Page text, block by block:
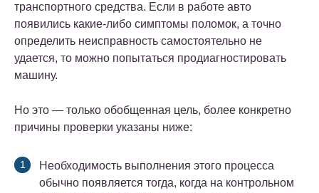
транспортного средства. Если в работе авто
появились какие-либо симптомы поломок, а точно
определить неисправность самостоятельно не
удается, то можно попытаться продиагностировать
машину.
Но это — только обобщенная цель, более конкретно
причины проверки указаны ниже:
Необходимость выполнения этого процесса
обычно появляется тогда, когда на контрольном